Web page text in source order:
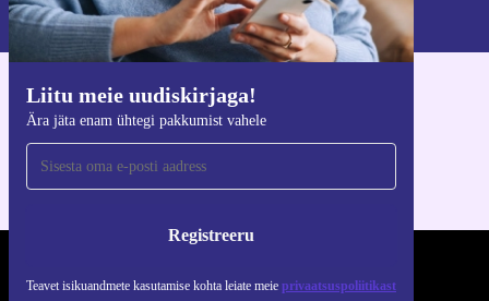
Liitu meie uudiskirjaga!
Ära jäta enam ühtegi pakkumist vahele
Registreeru
Teavet isikuandmete kasutamise kohta leiate meie privaatsuspoliitikast
privaatsuspoliitikast.
Hangi refurbed rakendus
iOS-i ja Androidi jaoks